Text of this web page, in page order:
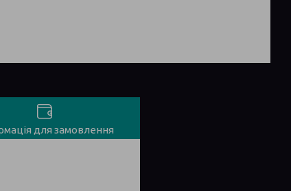
для замовлення